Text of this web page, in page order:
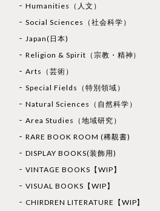
Humanities（人文）
Social Sciences（社会科学）
Japan(日本)
Religion & Spirit（宗教・精神）
Arts（芸術）
Special Fields（特別領域）
Natural Sciences（自然科学）
Area Studies（地域研究）
RARE BOOK ROOM (稀覯書)
DISPLAY BOOKS(装飾用)
VINTAGE BOOKS【WIP】
VISUAL BOOKS【WIP】
CHIRDREN LITERATURE【WIP】